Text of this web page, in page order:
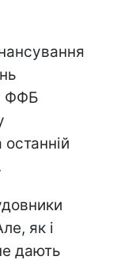
ФФБ
останній
як і
дають